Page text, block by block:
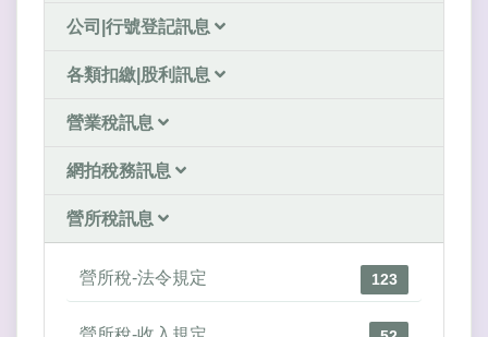
公司|行號登記訊息
各類扣繳|股利訊息
營業稅訊息
網拍稅務訊息
營所稅訊息
營所稅-法令規定 123